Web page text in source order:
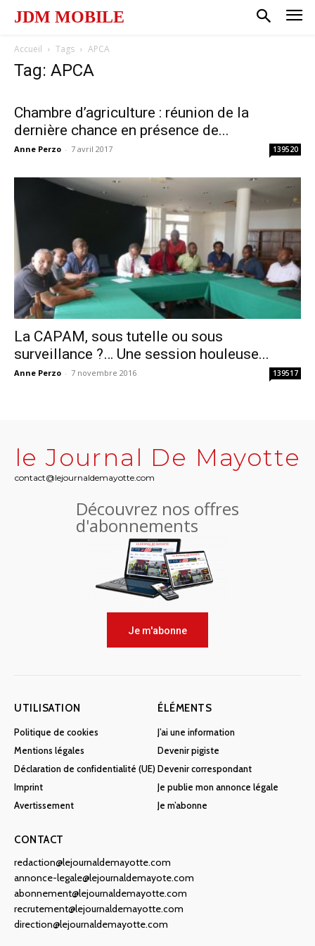
JDM MOBILE
Accueil Tags APCA
Tag: APCA
Chambre d’agriculture : réunion de la
dernière chance en présence de...
Anne Perzo - 7 avril 2017 139520
La CAPAM, sous tutelle ou sous
surveillance ?… Une session houleuse...
Anne Perzo - 7 novembre 2016 139517
le Journal De Mayotte
contact@lejournaldemayotte.com
Découvrez nos offres
d'abonnements
Je m'abonne
UTILISATION
Politique de cookies
Mentions légales
Déclaration de confidentialité (UE)
Imprint
Avertissement
ÉLÉMENTS
J’ai une information
Devenir pigiste
Devenir correspondant
Je publie mon annonce légale
Je m’abonne
CONTACT
redaction@lejournaldemayotte.com
annonce-legale@lejournaldemayote.com
abonnement@lejournaldemayotte.com
recrutement@lejournaldemayotte.com
direction@lejournaldemayotte.com